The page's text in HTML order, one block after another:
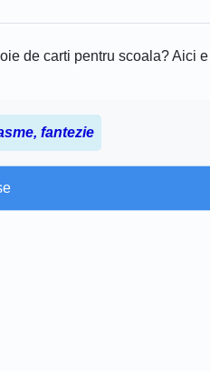
de carti pentru scoala? Aici
fantezie